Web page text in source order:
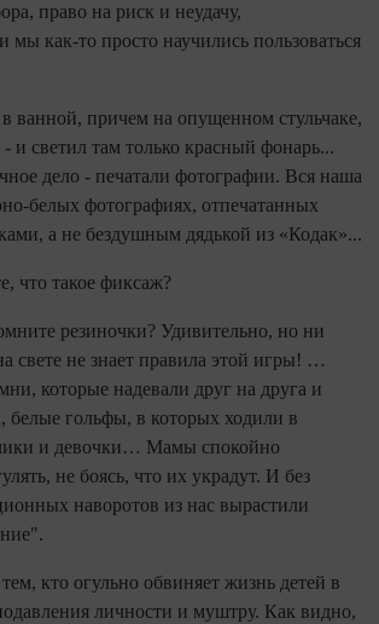
право на риск и неудачу,
мы как-то просто научились пользоваться
ванной, причем на опущенном стульчаке,
и светил там только красный фонарь...
дело - печатали фотографии. Вся наша
белых фотографиях, отпечатанных
а не бездушным дядькой из «Кодак»...
что такое фиксаж?
резиночки? Удивительно, но ни
свете не знает правила этой игры! …
которые надевали друг на друга и
белые гольфы, в которых ходили в
и девочки… Мамы спокойно
не боясь, что их украдут. И без
наворотов из нас вырастили
кто огульно обвиняет жизнь детей в
личности и муштру. Как видно,